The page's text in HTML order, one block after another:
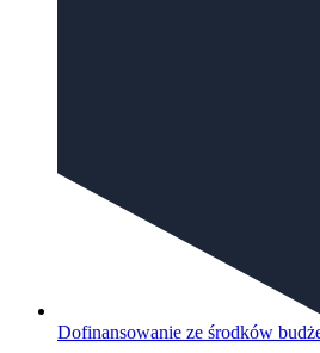
Dofinansowanie ze środków